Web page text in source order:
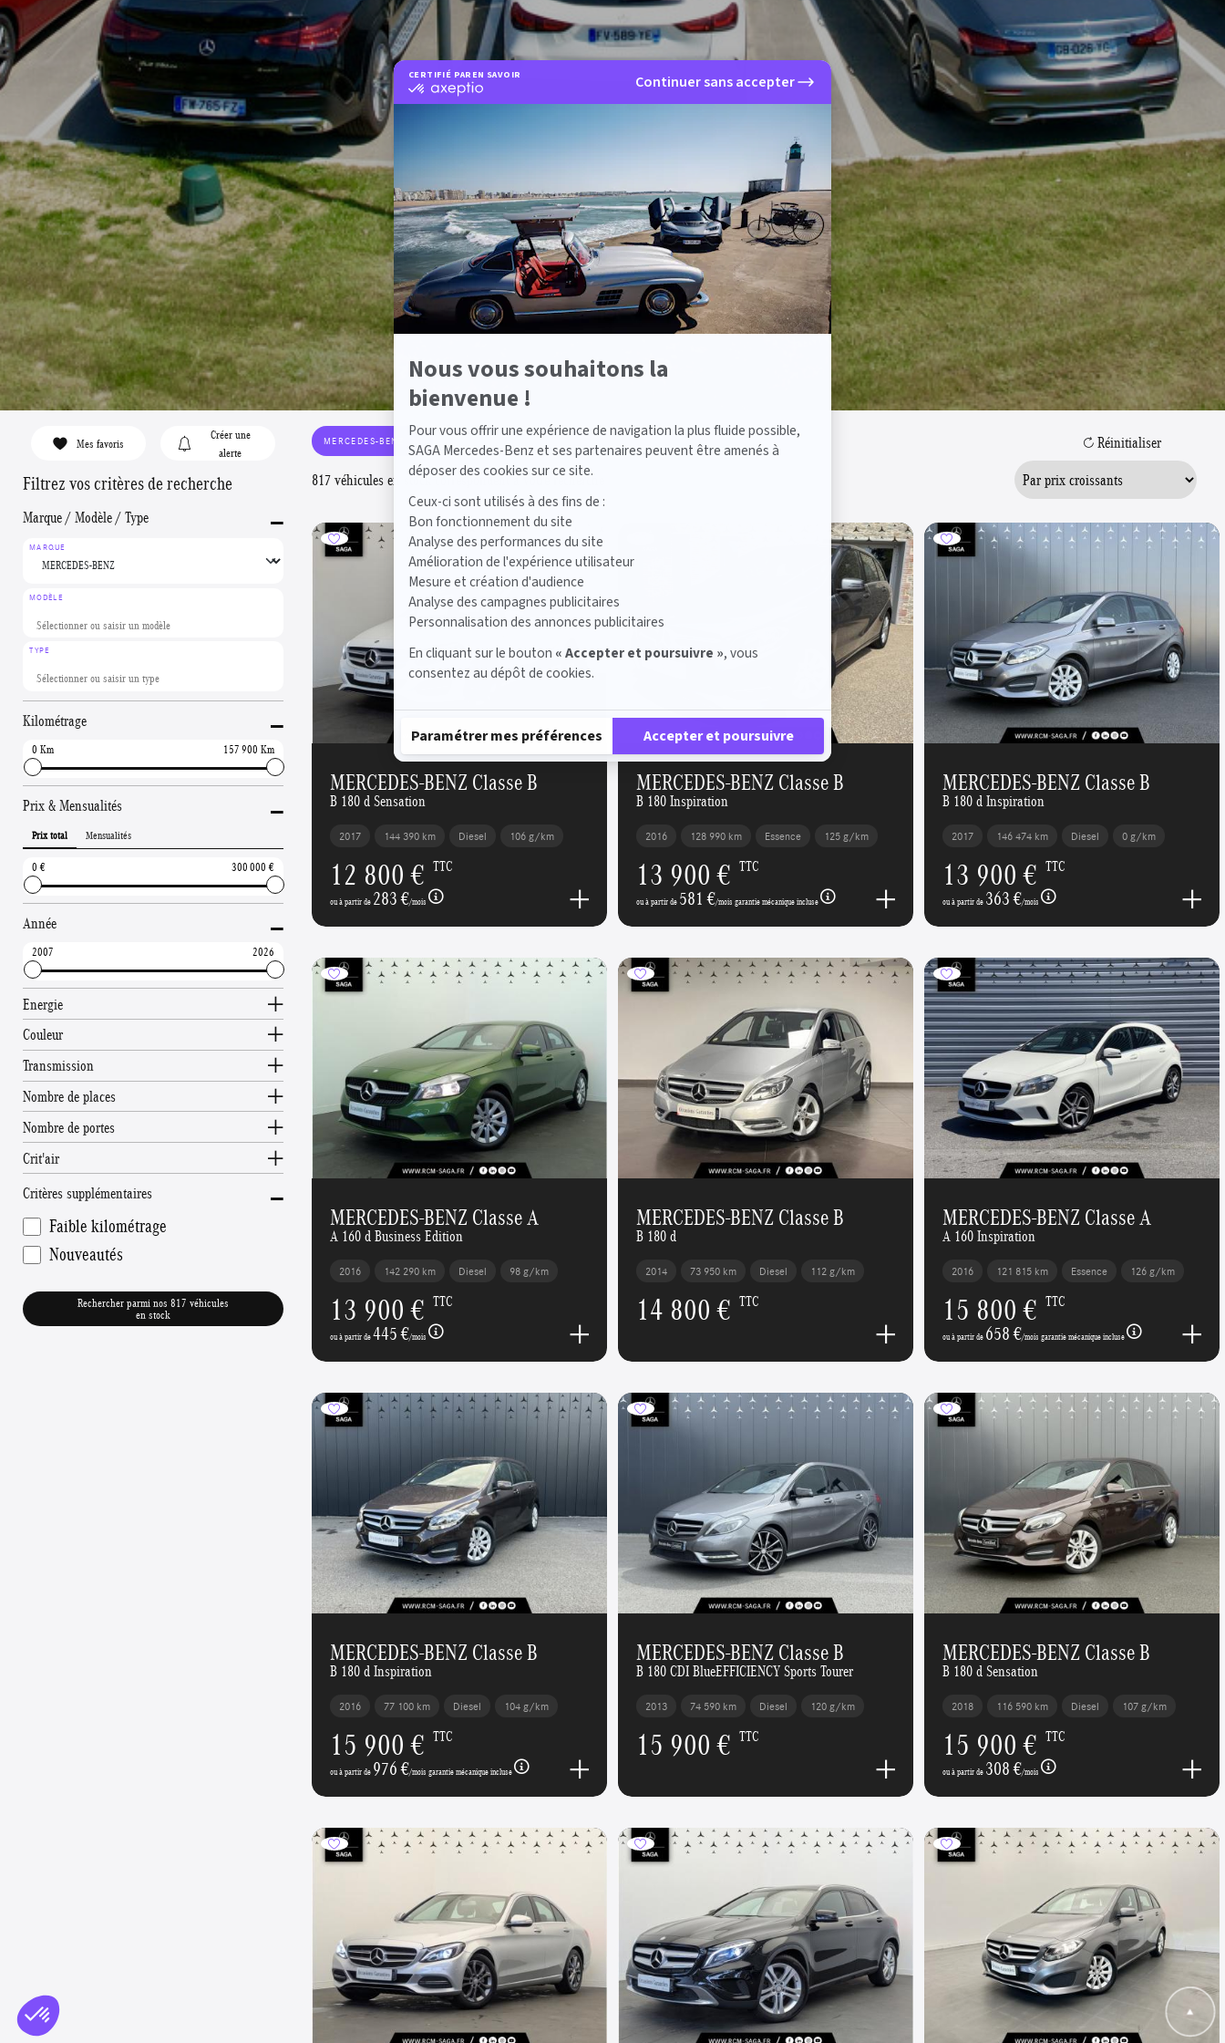
CERTIFIÉ PAR EN SAVOIR PLUS SUR
certifié
Axeptio
Continuer sans accepter
Nous vous souhaitons la
bienvenue !
Pour vous offrir une expérience de navigation la plus fluide possible,
SAGA Mercedes-Benz et ses partenaires peuvent être amenés à
déposer des cookies sur ce site.
Ceux-ci sont utilisés à des fins de :
Bon fonctionnement du site
Analyse des performances du site
Amélioration de l'expérience utilisateur
Mesure et création d'audience
Analyse des campagnes publicitaires
Personnalisation des annonces publicitaires
En cliquant sur le bouton « Accepter et poursuivre », vous
consentez au dépôt de cookies.
Paramétrer mes préférences Accepter et poursuivre
Mes favoris
Créer une
alerte
Filtrez vos critères de recherche
Marque / Modèle / Type -
MARQUE
MODÈLE
TYPE
Kilométrage -
0 157 900
Prix & Mensualités -
Prix total Mensualités
0 300 000
Année -
2007 2026
Energie
Couleur
Transmission
Nombre de places
Nombre de portes
Crit'air
Critères supplémentaires
-
Faible kilométrage
Nouveautés
Rechercher parmi nos 817 véhicules
en stock
MERCEDES-BENZ
Réinitialiser
817 véhicules en stock correspondent à votre recherche
MERCEDES-BENZ Classe B
B 180 d Sensation
2017 144 390 km Diesel 106 g/km
12 800 € TTC
ou à partir de 283 €/mois
MERCEDES-BENZ Classe B
B 180 Inspiration
2016 128 990 km Essence 125 g/km
13 900 € TTC
ou à partir de 581 €/mois garantie mécanique incluse
MERCEDES-BENZ Classe B
B 180 d Inspiration
2017 146 474 km Diesel 0 g/km
13 900 € TTC
ou à partir de 363 €/mois
MERCEDES-BENZ Classe A
A 160 d Business Edition
2016 142 290 km Diesel 98 g/km
13 900 € TTC
ou à partir de445 €/mois
MERCEDES-BENZ Classe B
B 180 d
2014 73 950 km Diesel 112 g/km
14 800 € TTC
MERCEDES-BENZ Classe A
A 160 Inspiration
2016 121 815 km Essence 126 g/km
15 800 € TTC
ou à partir de 658 €/mois garantie mécanique incluse
MERCEDES-BENZ Classe B
B 180 d Inspiration
2016 77 100 km Diesel 104 g/km
15 900 € TTC
ou à partir de 976 €/mois garantie mécanique incluse
MERCEDES-BENZ Classe B
B 180 CDI BlueEFFICIENCY Sports Tourer
2013 74 590 km Diesel 120 g/km
15 900 € TTC
MERCEDES-BENZ Classe B
B 180 d Sensation
2018 116 590 km Diesel 107 g/km
15 900 € TTC
ou à partir de 308 €/mois